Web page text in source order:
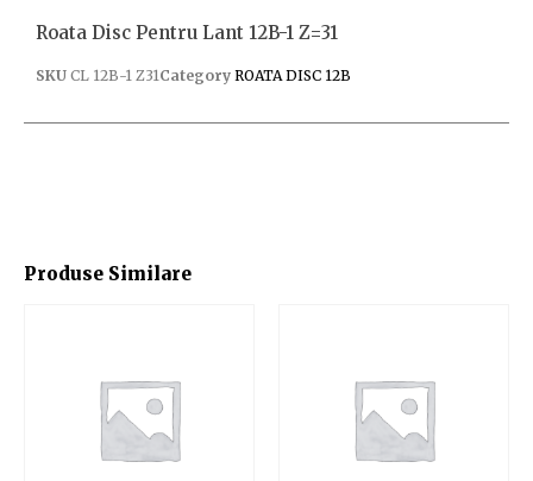
Produse Similare
Roata Disc Pentru Lant 12B-1 Z=31
SKU CL 12B-1 Z31Category ROATA DISC 12B